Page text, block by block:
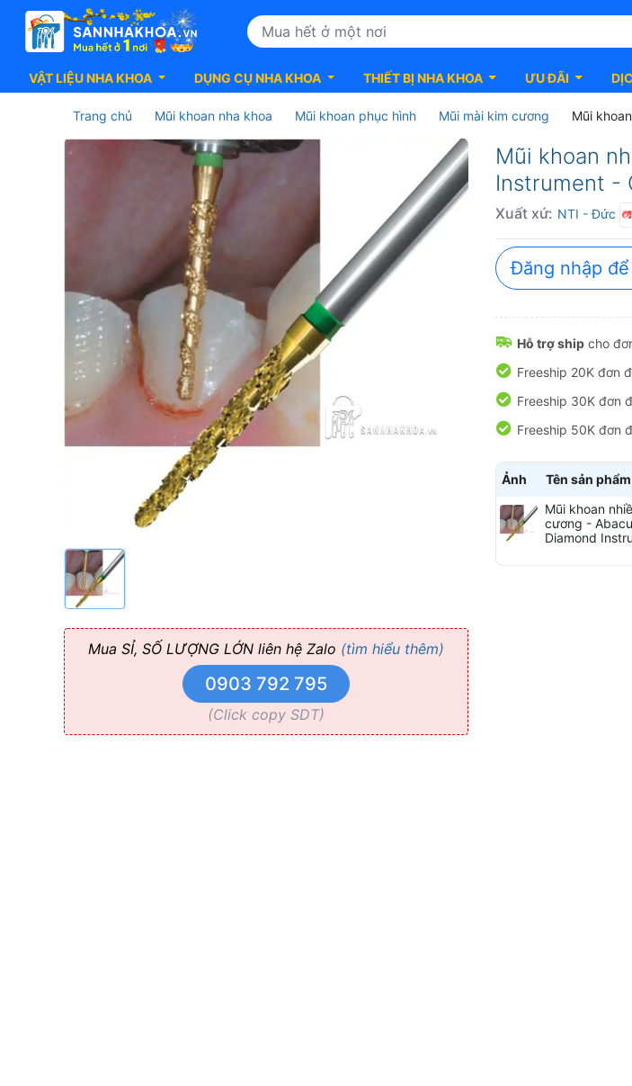
VẬT LIỆU NHA KHOA DỤNG CỤ NHA KHOA THIẾT BỊ NHA KHOA ƯU ĐÃI
Trang chủ Mũi khoan nha khoa Mũi khoan phục hình Mũi mài kim cương Mũi
Mũi
khoan
nhiều
lớp
kim
cương
-
Abacus
Turbo
Diamond
Instrument
Mua SỈ, SỐ LƯỢNG LỚN liên hệ Zalo (tìm hiểu thêm)
0903 792 795
(Click copy SDT)
Mũi khoan
Instrument -
Xuất xứ: NTI - Đức
Đăng nhập
Hỗ trợ ship cho
Freeship 20K đơn
Freeship 30K đơn
Freeship 50K đơn
Ảnh Tên sản phẩm
Mũi khoan
cương -
Diamond